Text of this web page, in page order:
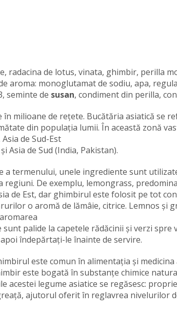
radacina de lotus, vinata, ghimbir, perilla
aroma: monoglutamat de sodiu, apa,
seminte de susan, condiment din perilla,
milioane de rețete. Bucătăria asiatică se
din populația lumii. În această zonă
de Sud-Est
Asia de Sud (India, Pakistan).
a termenului, unele ingrediente sunt
regiuni. De exemplu, lemongrass,
de Est, dar ghimbirul este folosit pe tot
o aromă de lămâie, citrice. Lemnos și
palide la capetele rădăcinii și verzi
îndepărtați-le înainte de servire.
este comun în alimentația și
este bogată în substanțe chimice
acestei legume asiatice se regăsesc:
ajutorul oferit în reglavrea nivelurilor